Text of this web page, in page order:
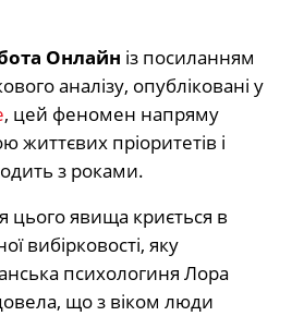
Онлайн із посиланням
аналізу, опубліковані у
, цей феномен напряму
життєвих пріоритетів і
з роками.
цього явища криється в
вибірковості, яку
психологиня Лора
що з віком люди